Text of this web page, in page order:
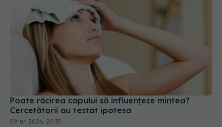
Poate răcirea capului să influențeze mintea?
Cercetătorii au testat ipoteza
09 iun 2026, 20:30